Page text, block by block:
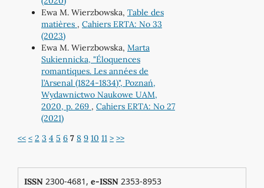
Ewa M. Wierzbowska, Table des
matières , Cahiers ERTA: No 33
(2023)
Ewa M. Wierzbowska, Marta
Sukiennicka, "Éloquences
romantiques. Les années de
l’Arsenal (1824-1834)", Poznań,
Wydawnictwo Naukowe UAM,
2020, p. 269 , Cahiers ERTA: No 27
(2021)
<< < 2 3 4 5 6 7 8 9 10 11 > >>
ISSN2300-4681, e-ISSN2353-8953